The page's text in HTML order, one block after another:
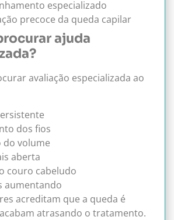
especializado
precoce da queda capilar
ajuda
avaliação especializada ao
dos fios
do volume
aberta
couro cabeludo
aumentando
acreditam que a queda é
atrasando o tratamento.